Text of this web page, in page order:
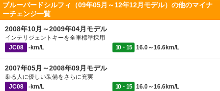
ブルーバードシルフィ（09年05月～12年12月モデル）の他のマイナ
ーチェンジ一覧
2008年10月～2009年04月モデル
インテリジェントキーを全車標準採用
JC08
-km/L 10・15 16.0～16.6km/L
2007年05月～2008年09月モデル
乗る人に優しい装備をさらに充実
JC08
-km/L 10・15 16.0～16.6km/L